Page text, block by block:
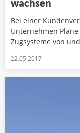
wachsen
Bei einer
Unternehmen
Zugsysteme von
22.05.2017